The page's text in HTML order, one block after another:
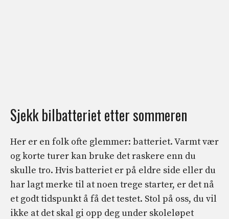
Sjekk bilbatteriet etter sommeren
Her er en folk ofte glemmer: batteriet. Varmt vær
og korte turer kan bruke det raskere enn du
skulle tro. Hvis batteriet er på eldre side eller du
har lagt merke til at noen trege starter, er det nå
et godt tidspunkt å få det testet. Stol på oss, du vil
ikke at det skal gi opp deg under skoleløpet